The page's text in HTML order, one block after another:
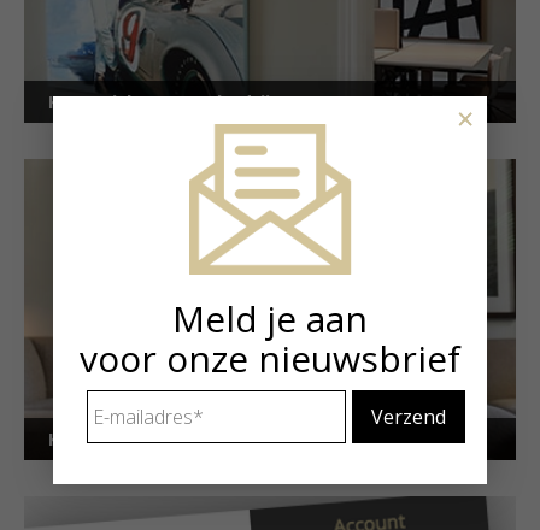
Kunstuitleen voor bedrijven
Kunstuitleen voor particulieren
Meld je aan
voor onze nieuwsbrief
mailadres *
×